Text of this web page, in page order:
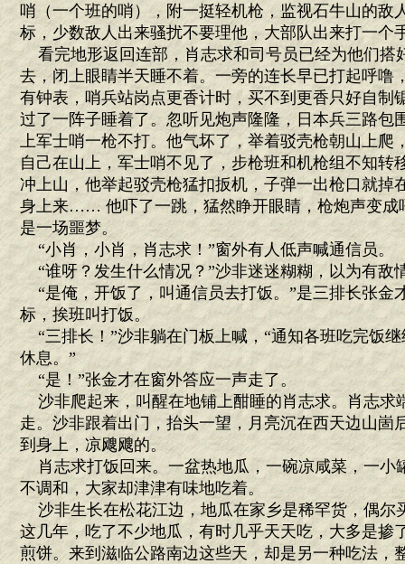
哨（一个班的哨），附一挺轻机枪，监视石牛山的敌
标，少数敌人出来骚扰不要理他，大部队出来打一个
看完地形返回连部，肖志求和司号员已经为他们搭
去，闭上眼睛半天睡不着。一旁的连长早已打起呼噜
有钟表，哨兵站岗点更香计时，买不到更香只好自制
过了一阵子睡着了。忽听见炮声隆隆，日本兵三路包
上军士哨一枪不打。他气坏了，举着驳壳枪朝山上爬
自己在山上，军士哨不见了，步枪班和机枪组不知转
冲上山，他举起驳壳枪猛扣扳机，子弹一出枪口就掉
身上来…… 他吓了一跳，猛然睁开眼睛，枪炮声变成
是一场噩梦。
“小肖，小肖，肖志求！”窗外有人低声喊通信员。
“谁呀？发生什么情况？”沙非迷迷糊糊，以为有敌
“是俺，开饭了，叫通信员去打饭。”是三排长张金
标，挨班叫打饭。
“三排长！”沙非躺在门板上喊，“通知各班吃完饭
休息。”
“是！”张金才在窗外答应一声走了。
沙非爬起来，叫醒在地铺上酣睡的肖志求。肖志求
走。沙非跟着出门，抬头一望，月亮沉在西天边山崮
到身上，凉飕飕的。
肖志求打饭回来。一盆热地瓜，一碗凉咸菜，一小
不调和，大家却津津有味地吃着。
沙非生长在松花江边，地瓜在家乡是稀罕货，偶尔
这几年，吃了不少地瓜，有时几乎天天吃，大多是掺
煎饼。来到滋临公路南边这些天，却是另一种吃法，